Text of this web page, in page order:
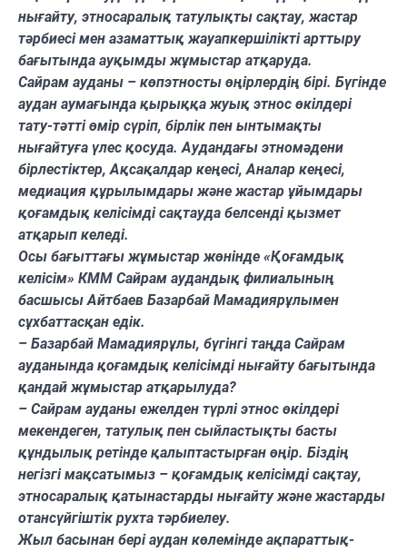
нығайту, этносаралық татулықты сақтау, жастар
тәрбиесі мен азаматтық жауапкершілікті арттыру
бағытында ауқымды жұмыстар атқаруда.
Сайрам ауданы – көпэтносты өңірлердің бірі. Бүгінде
аудан аумағында қырыққа жуық этнос өкілдері
тату-тәтті өмір сүріп, бірлік пен ынтымақты
нығайтуға үлес қосуда. Аудандағы этномәдени
бірлестіктер, Ақсақалдар кеңесі, Аналар кеңесі,
медиация құрылымдары және жастар ұйымдары
қоғамдық келісімді сақтауда белсенді қызмет
атқарып келеді.
Осы бағыттағы жұмыстар жөнінде «Қоғамдық
келісім» КММ Сайрам аудандық филиалының
басшысы Айтбаев Базарбай Мамадиярұлымен
сұхбаттасқан едік.
– Базарбай Мамадиярұлы, бүгінгі таңда Сайрам
ауданында қоғамдық келісімді нығайту бағытында
қандай жұмыстар атқарылуда?
– Сайрам ауданы ежелден түрлі этнос өкілдері
мекендеген, татулық пен сыйластықты басты
құндылық ретінде қалыптастырған өңір. Біздің
негізгі мақсатымыз – қоғамдық келісімді сақтау,
этносаралық қатынастарды нығайту және жастарды
отансүйгіштік рухта тәрбиелеу.
Жыл басынан бері аудан көлемінде ақпараттық-